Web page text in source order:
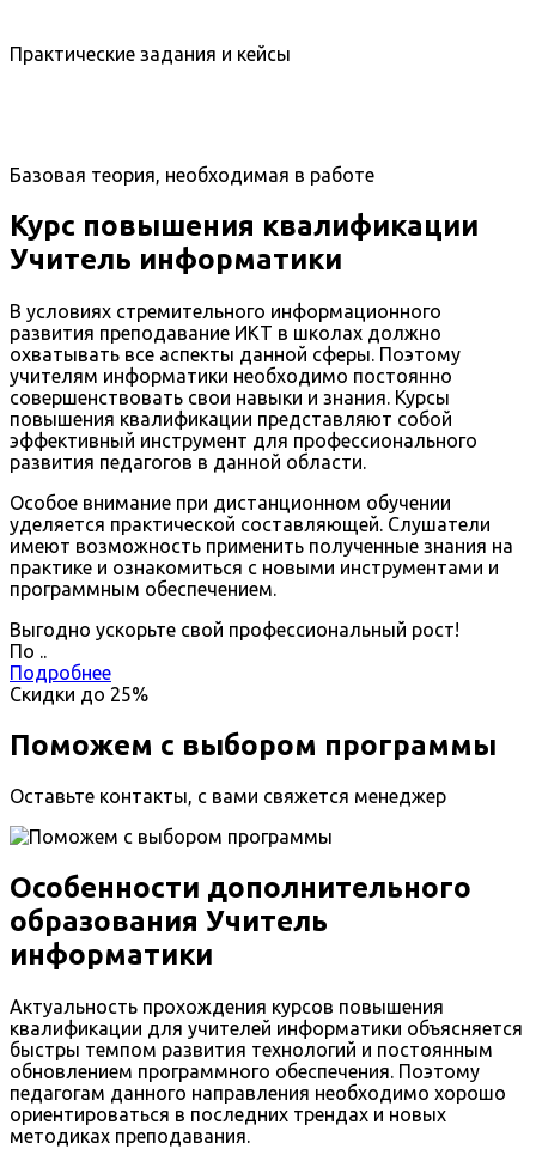
Практические задания и кейсы
Базовая теория, необходимая в работе
Курс повышения квалификации
Учитель информатики
В условиях стремительного информационного
развития преподавание ИКТ в школах должно
охватывать все аспекты данной сферы. Поэтому
учителям информатики необходимо постоянно
совершенствовать свои навыки и знания. Курсы
повышения квалификации представляют собой
эффективный инструмент для профессионального
развития педагогов в данной области.
Особое внимание при дистанционном обучении
уделяется практической составляющей. Слушатели
имеют возможность применить полученные знания на
практике и ознакомиться с новыми инструментами и
программным обеспечением.
Выгодно ускорьте свой профессиональный рост!
По ..
Подробнее
Скидки до 25%
Поможем с выбором программы
Оставьте контакты, с вами свяжется менеджер
Особенности дополнительного
образования Учитель
информатики
Актуальность прохождения курсов повышения
квалификации для учителей информатики объясняется
быстры темпом развития технологий и постоянным
обновлением программного обеспечения. Поэтому
педагогам данного направления необходимо хорошо
ориентироваться в последних трендах и новых
методиках преподавания.